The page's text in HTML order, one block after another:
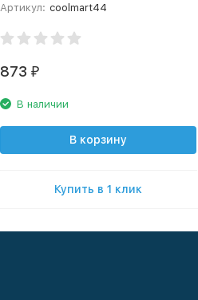
Артикул: coolmart44
873 ₽
В наличии
В корзину
Купить в 1 клик